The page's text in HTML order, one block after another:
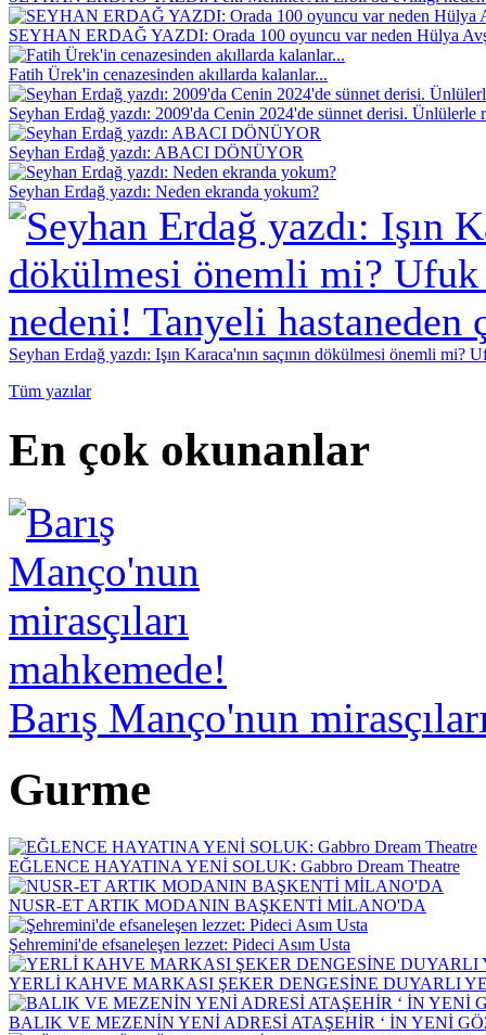
SEYHAN ERDAĞ YAZDI: Orada 100 oyuncu var neden Hülya
Fatih Ürek'in cenazesinden akıllarda kalanlar...
Seyhan Erdağ yazdı: 2009'da Cenin 2024'de sünnet derisi.
Seyhan Erdağ yazdı: ABACI DÖNÜYOR
Seyhan Erdağ yazdı: Neden ekranda yokum?
Seyhan Erdağ yazdı: Işın Karaca'nın saçının dökülmesi önemli mi?
Tüm yazılar
En çok okunanlar
Barış Manço'nun
Gurme
EĞLENCE HAYATINA YENİ SOLUK: Gabbro Dream Theatre
NUSR-ET ARTIK MODANIN BAŞKENTİ MİLANO'DA
Şehremini'de efsaneleşen lezzet: Pideci Asım Usta
YERLİ KAHVE MARKASI ŞEKER DENGESİNE DUYARLI
BALIK VE MEZENİN YENİ ADRESİ ATAŞEHİR ‘ İN YENİ